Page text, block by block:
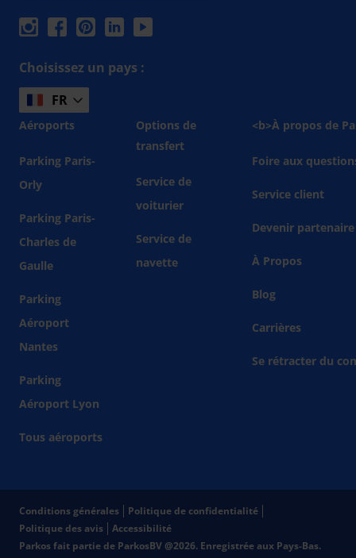
Choisissez un pays :
FR
Aéroports
Parking Paris-
Orly
Parking Paris-
Charles de
Gaulle
Parking
Aéroport
Nantes
Parking
Aéroport Lyon
Tous aéroports
Options de
transfert
Service de
voiturier
Service de
navette
<b>À propos de
Foire aux
Service client
Devenir partenaire
À Propos
Blog
Carrières
Se rétracter du
Parkos fait partie de ParkosBV @2026. Enregistrée aux Pays-Bas.
Conditions générales
Politique de confidentialité
Politique des avis
Accessibilité